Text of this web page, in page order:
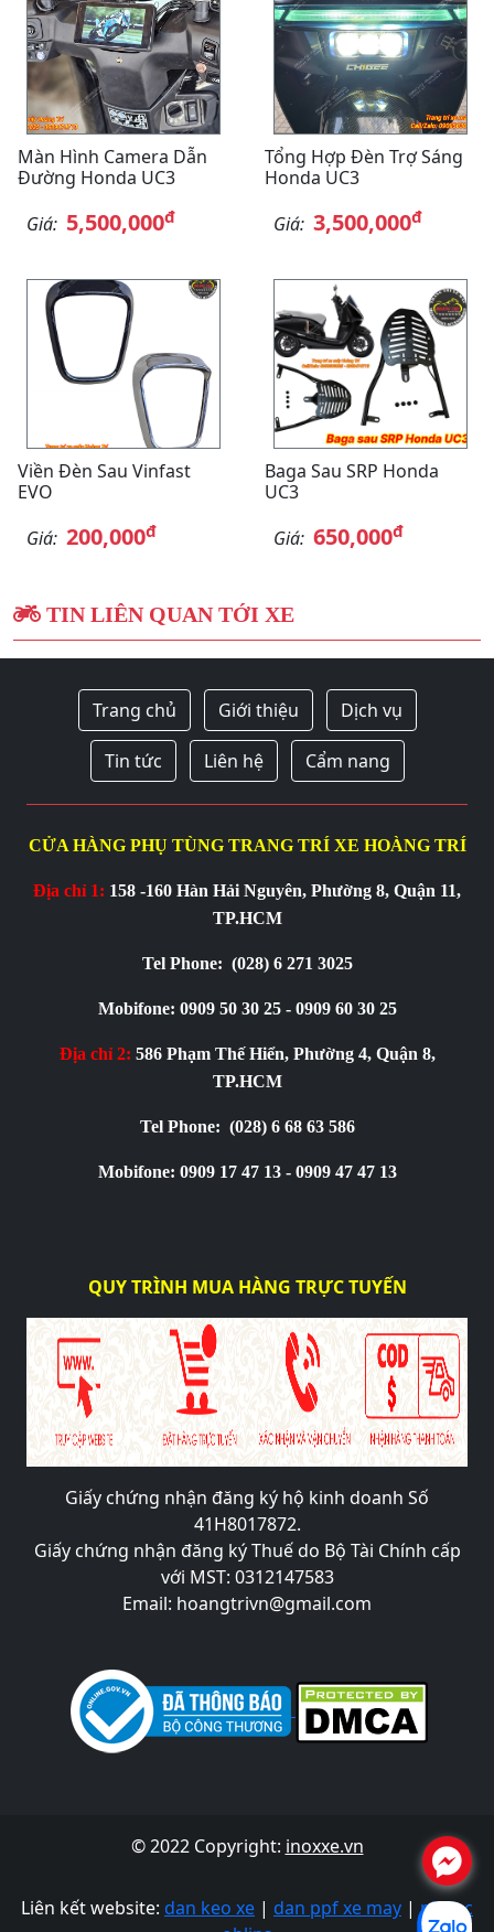
Màn Hình Camera Dẫn
Đường Honda UC3
Giá: 5,500,000đ
Tổng Hợp Đèn Trợ Sáng
Honda UC3
Giá: 3,500,000đ
Viền Đèn Sau Vinfast
EVO
Giá: 200,000đ
Baga Sau SRP Honda
UC3
Giá: 650,000đ
TIN LIÊN QUAN TỚI XE
Trang chủ Giới thiệu Dịch vụ
Tin tức Liên hệ Cẩm nang
CỬA HÀNG PHỤ TÙNG TRANG TRÍ XE HOÀNG TRÍ
Địa chỉ 1: 158 -160 Hàn Hải Nguyên, Phường 8, Quận 11,
TP.HCM
Tel Phone: (028) 6 271 3025
Mobifone: 0909 50 30 25 - 0909 60 30 25
Địa chỉ 2: 586 Phạm Thế Hiển, Phường 4, Quận 8,
TP.HCM
Tel Phone: (028) 6 68 63 586
Mobifone: 0909 17 47 13 - 0909 47 47 13
QUY TRÌNH MUA HÀNG TRỰC TUYẾN
Giấy chứng nhận đăng ký hộ kinh doanh Số
41H8017872.
Giấy chứng nhận đăng ký Thuế do Bộ Tài Chính cấp
với MST: 0312147583
Email: hoangtrivn@gmail.com
© 2022 Copyright: inoxxe.vn
Liên kết website: dan keo xe | dan ppf xe may |phuoc
.